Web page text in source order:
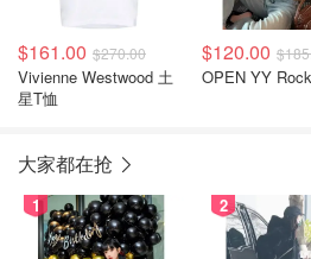
$161.00 $270.00
Vivienne Westwood 土
星T恤
$120.00
OPEN YY
大家都在抢
1 2